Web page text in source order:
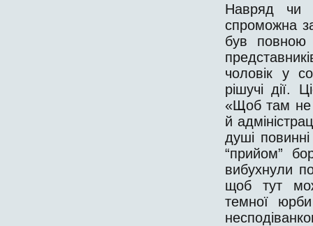
Навряд чи
спроможна
був повною
чоловік у
рішучі дії.
«Щоб там не
й
душі
“прийом”
вибухнули
щоб тут
темної